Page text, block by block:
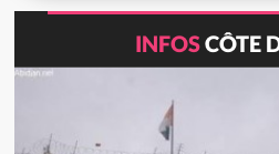
INFOSCÔTE